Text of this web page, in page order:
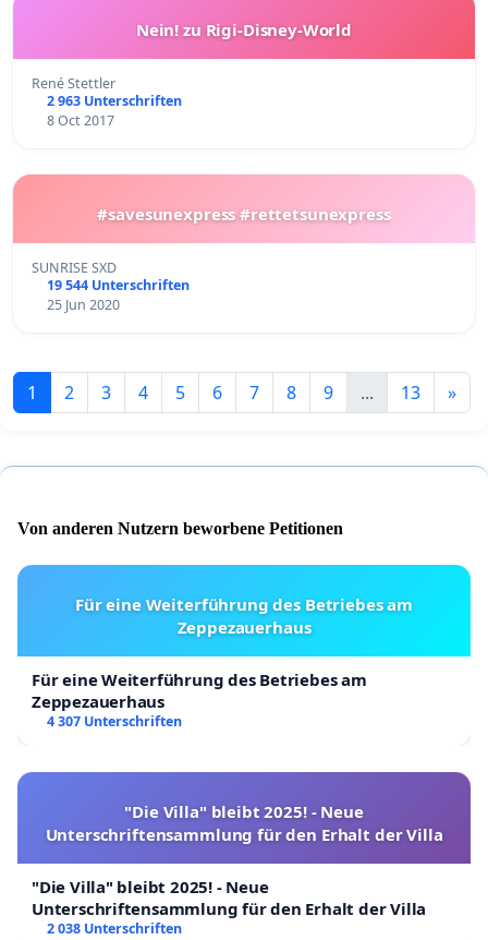
Nein! zu Rigi-Disney-World
René Stettler
2 963 Unterschriften
8 Oct 2017
#savesunexpress #rettetsunexpress
SUNRISE SXD
19 544 Unterschriften
25 Jun 2020
1 2 3 4 5 6 7 8 9 ... 13 »
Von anderen Nutzern beworbene Petitionen
Für eine Weiterführung des Betriebes am
Zeppezauerhaus
Für eine Weiterführung des Betriebes am
Zeppezauerhaus
4 307 Unterschriften
"Die Villa" bleibt 2025! - Neue
Unterschriftensammlung für den Erhalt der Villa
"Die Villa" bleibt 2025! - Neue
Unterschriftensammlung für den Erhalt der Villa
2 038 Unterschriften